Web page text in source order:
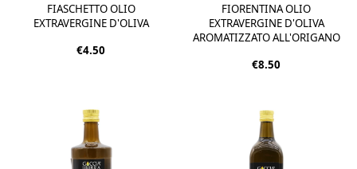
FIASCHETTO OLIO
EXTRAVERGINE D'OLIVA
€4.50
FIORENTINA OLIO
EXTRAVERGINE D'OLIVA
AROMATIZZATO ALL'ORIGANO
€8.50